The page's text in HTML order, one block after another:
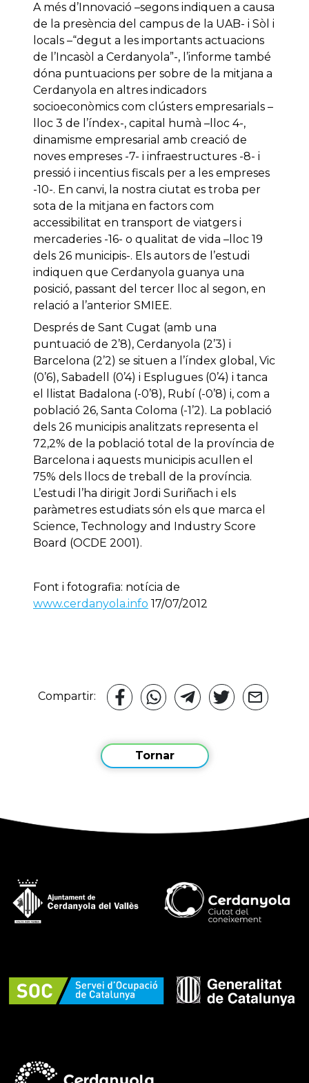
A més d’Innovació –segons indiquen a causa
de la presència del campus de la UAB- i Sòl i
locals –“degut a les importants actuacions
de l’Incasòl a Cerdanyola”-, l’informe també
dóna puntuacions per sobre de la mitjana a
Cerdanyola en altres indicadors
socioeconòmics com clústers empresarials –
lloc 3 de l’índex-, capital humà –lloc 4-,
dinamisme empresarial amb creació de
noves empreses -7- i infraestructures -8- i
pressió i incentius fiscals per a les empreses
-10-. En canvi, la nostra ciutat es troba per
sota de la mitjana en factors com
accessibilitat en transport de viatgers i
mercaderies -16- o qualitat de vida –lloc 19
dels 26 municipis-. Els autors de l’estudi
indiquen que Cerdanyola guanya una
posició, passant del tercer lloc al segon, en
relació a l’anterior SMIEE.
Després de Sant Cugat (amb una
puntuació de 2’8), Cerdanyola (2’3) i
Barcelona (2’2) se situen a l’índex global, Vic
(0’6), Sabadell (0’4) i Esplugues (0’4) i tanca
el llistat Badalona (-0’8), Rubí (-0’8) i, com a
població 26, Santa Coloma (-1’2). La població
dels 26 municipis analitzats representa el
72,2% de la població total de la província de
Barcelona i aquests municipis acullen el
75% dels llocs de treball de la província.
L’estudi l’ha dirigit Jordi Suriñach i els
paràmetres estudiats són els que marca el
Science, Technology and Industry Score
Board (OCDE 2001).
Font i fotografia: notícia de
www.cerdanyola.info 17/07/2012
Compartir:
Tornar